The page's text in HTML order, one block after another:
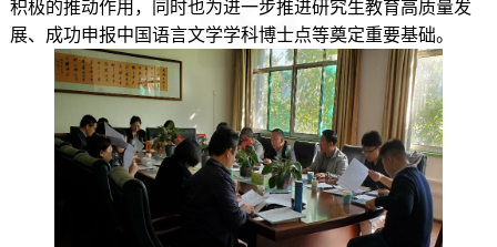
积极的推动作用，同时也为进一步推进研究生教育高质量发
展、成功申报中国语言文学学科博士点等奠定重要基础。